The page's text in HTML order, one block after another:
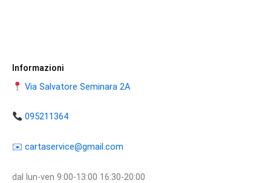
Informazioni
Via Salvatore Seminara 2A
095211364
​​✉️ ​cartaservice@gmail.com
dal lun-ven 9:00-13:00 16:30-20:00